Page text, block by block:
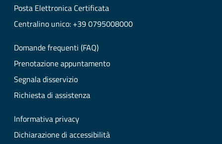
Posta Elettronica Certificata
Centralino unico: +39 0795008000
Domande frequenti (FAQ)
Prenotazione appuntamento
Segnala disservizio
Richiesta di assistenza
Informativa privacy
Dichiarazione di accessibilità